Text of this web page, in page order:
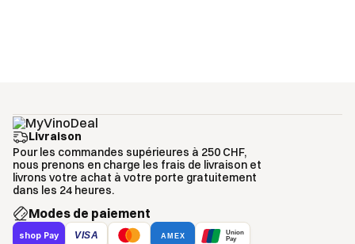
Livraison
Pour les commandes supérieures à 250 CHF,
nous prenons en charge les frais de livraison et
livrons votre achat à votre porte gratuitement
dans les 24 heures.
Modes de paiement
shop Pay VISA AMEX
Union
Pay